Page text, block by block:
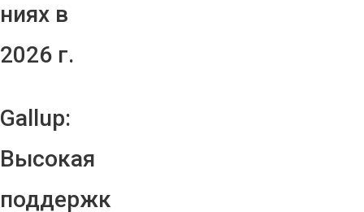
ниях в
2026 г.
Gallup:
Высокая
поддержк